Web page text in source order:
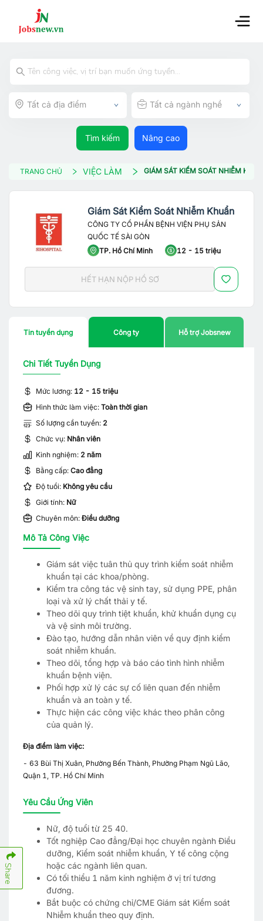
Tất cả địa điểm Tất cả ngành nghề
Tìm kiếm Nâng cao
TRANG CHỦ VIỆC LÀM GIÁM SÁT KIỂM SOÁT NHIỄM
Giám Sát Kiểm Soát Nhiễm Khuẩn
CÔNG TY CỔ PHẦN BỆNH VIỆN PHỤ SẢN
QUỐC TẾ SÀI GÒN
TP. Hồ Chí Minh
12 - 15 triệu
HẾT HẠN NỘP HỒ SƠ
Tin tuyển dụng Công ty Hỗ trợ Jobsnew
Chi Tiết Tuyển Dụng
Mức lương: 12 - 15 triệu
Hình thức làm việc: Toàn thời gian
Số lượng cần tuyển: 2
Chức vụ: Nhân viên
Kinh nghiệm: 2 năm
Bằng cấp: Cao đẳng
Độ tuổi: Không yêu cầu
Giới tính: Nữ
Chuyên môn: Điều dưỡng
Mô Tả Công Việc
Giám sát việc tuân thủ quy trình kiểm soát nhiễm
khuẩn tại các khoa/phòng.
Kiểm tra công tác vệ sinh tay, sử dụng PPE, phân
loại và xử lý chất thải y tế.
Theo dõi quy trình tiệt khuẩn, khử khuẩn dụng cụ
và vệ sinh môi trường.
Đào tạo, hướng dẫn nhân viên về quy định kiểm
soát nhiễm khuẩn.
Theo dõi, tổng hợp và báo cáo tình hình nhiễm
khuẩn bệnh viện.
Phối hợp xử lý các sự cố liên quan đến nhiễm
khuẩn và an toàn y tế.
Thực hiện các công việc khác theo phân công
của quản lý.
Địa điểm làm việc:
- 63 Bùi Thị Xuân, Phường Bến Thành, Phường Phạm Ngũ Lão,
Quận 1, TP. Hồ Chí Minh
Yêu Cầu Ứng Viên
Nữ, độ tuổi từ 25 40.
Tốt nghiệp Cao đẳng/Đại học chuyên ngành Điều
dưỡng, Kiểm soát nhiễm khuẩn, Y tế công cộng
hoặc các ngành liên quan.
Có tối thiểu 1 năm kinh nghiệm ở vị trí tương
đương.
Bắt buộc có chứng chỉ/CME Giám sát Kiểm soát
Nhiễm khuẩn theo quy định.
Share